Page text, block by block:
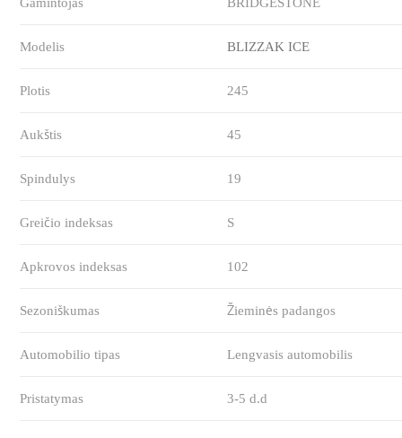
Modelis BLIZZAK ICE
Plotis 245
Aukštis 45
Spindulys 19
Greičio indeksas S
Apkrovos indeksas 102
Sezoniškumas Žieminės padangos
Automobilio tipas Lengvasis automobilis
Pristatymas 3-5 d.d